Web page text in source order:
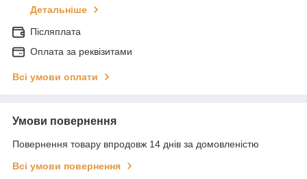
Детальніше
Післяплата
Оплата за реквізитами
Всі умови оплати
Умови повернення
Повернення товару впродовж 14 днів за домовленістю
Всі умови повернення